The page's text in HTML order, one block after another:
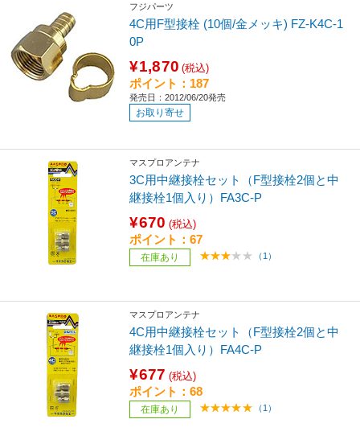
フジパーツ
4C用F型接栓 (10個/金メッキ) FZ-K4C-1
0P
¥1,870 (税込)
ポイント：187
発売日：2012/06/20発売
お取り寄せ
マスプロアンテナ
3C用中継接栓セット（F型接栓2個と中
継接栓1個入り）FA3C-P
¥670 (税込)
ポイント：67
在庫あり （1）
マスプロアンテナ
4C用中継接栓セット（F型接栓2個と中
継接栓1個入り）FA4C-P
¥677 (税込)
ポイント：68
在庫あり （1）